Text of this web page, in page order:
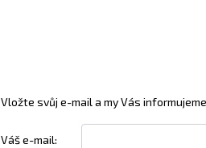
Vložte svůj e-mail a my Vás
Váš e-mail: